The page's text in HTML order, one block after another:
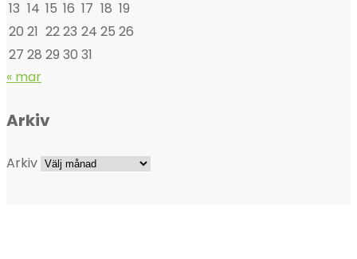
13 14 15 16 17 18 19
20 21 2223 24 25 26
27 28 29 30 31
« mar
Arkiv
Arkiv